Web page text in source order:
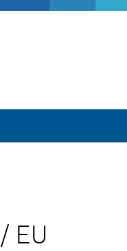
/ EU